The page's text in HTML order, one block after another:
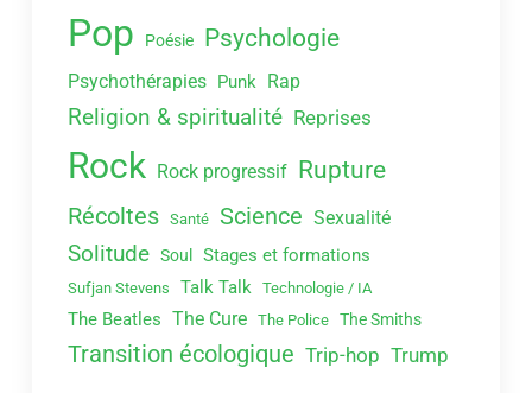
Pop Poésie Psychologie
Psychothérapies Punk Rap
Religion & spiritualité Reprises
Rock Rock progressif Rupture
Récoltes Santé Science Sexualité
Solitude Soul Stages et formations
Sufjan Stevens Talk Talk Technologie / IA
The Beatles The Cure The Police The Smiths
Transition écologique Trip-hop Trump